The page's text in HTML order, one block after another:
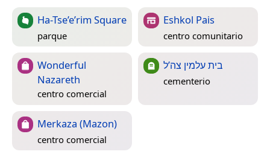
Ha-Tse’e’rim Square
parque
Eshkol Pais
centro comunitario
Wonderful
Nazareth
centro comercial
בית עלמין צה’ל
cementerio
Merkaza (Mazon)
centro comercial